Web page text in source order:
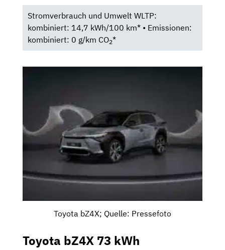
Stromverbrauch und Umwelt WLTP:
kombiniert: 14,7 kWh/100 km* • Emissionen:
kombiniert: 0 g/km CO2*
Toyota bZ4X; Quelle: Pressefoto
Toyota bZ4X 73 kWh